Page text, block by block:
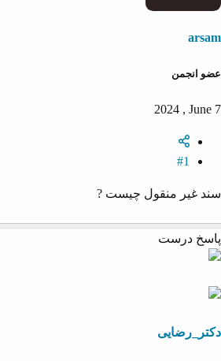
ن
ه
و
ر
arsam
عضو انجمن
2024 , June 7
#1
سند غیر منقول چیست ?
پاسخ درست
دکتر_رضایی